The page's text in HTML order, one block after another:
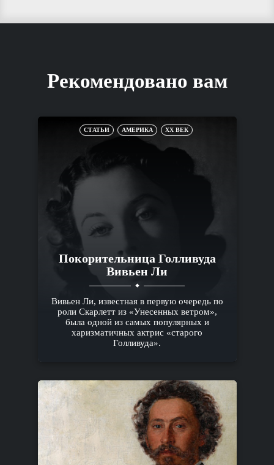
Рекомендовано вам
СТАТЬИ АМЕРИКА XX ВЕК
Покорительница Голливуда
Вивьен Ли
Вивьен Ли, известная в первую очередь по
роли Скарлетт из «Унесенных ветром»,
была одной из самых популярных и
харизматичных актрис «старого
Голливуда».